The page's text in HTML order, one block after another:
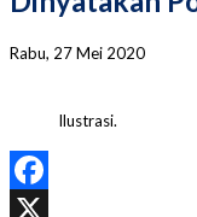
Rabu, 27 Mei 2020
Ilustrasi.
Facebook